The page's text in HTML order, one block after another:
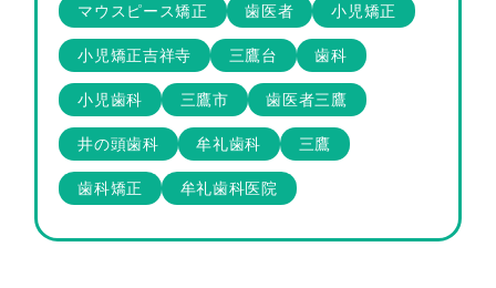
マウスピース矯正 歯医者 小児矯正
小児矯正吉祥寺 三鷹台 歯科
小児歯科 三鷹市 歯医者三鷹
井の頭歯科 牟礼歯科 三鷹
歯科矯正 牟礼歯科医院